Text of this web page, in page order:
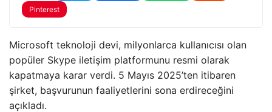
Pinterest
Microsoft teknoloji devi, milyonlarca kullanıcısı olan
popüler Skype iletişim platformunu resmi olarak
kapatmaya karar verdi. 5 Mayıs 2025’ten itibaren
şirket, başvurunun faaliyetlerini sona erdireceğini
açıkladı.